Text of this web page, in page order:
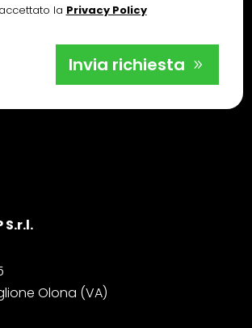
la Privacy Policy
Invia richiesta
S.r.l.
Olona (VA)